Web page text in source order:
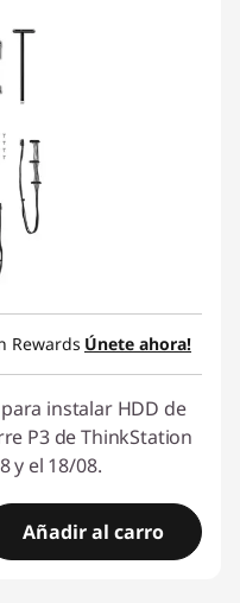
Rewards Únete ahora!
instalar HDD de
P3 de ThinkStation
y el 18/08.
Añadir al carro